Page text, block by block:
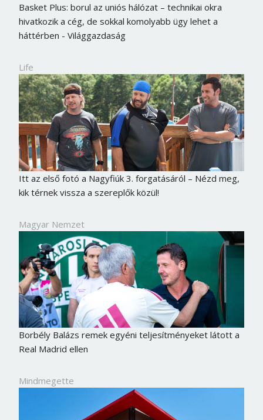
Basket Plus: borul az uniós hálózat – technikai okra
hivatkozik a cég, de sokkal komolyabb ügy lehet a
háttérben - Világgazdaság
Life
Itt az első fotó a Nagyfiúk 3. forgatásáról – Nézd meg,
kik térnek vissza a szereplők közül!
Magyar Nemzet
Borbély Balázs remek egyéni teljesítményeket látott a
Real Madrid ellen
Mindmegette